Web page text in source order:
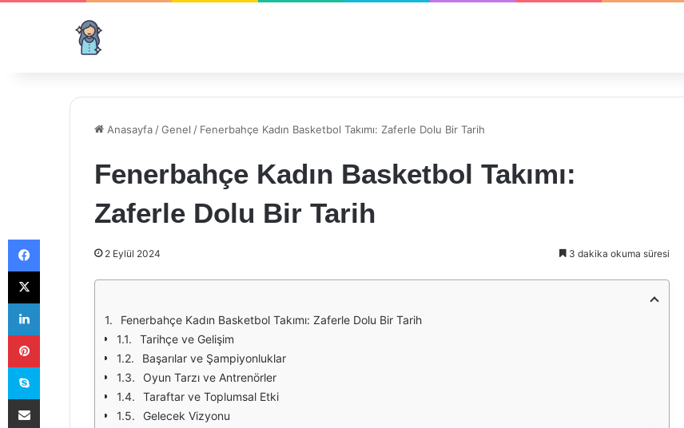
Anasayfa /Genel / Fenerbahçe Kadın Basketbol Takımı: Zaferle Dolu Bir Tarih
Fenerbahçe Kadın Basketbol Takımı:
Zaferle Dolu Bir Tarih
2 Eylül 2024 3 dakika okuma süresi
Fenerbahçe Kadın Basketbol Takımı: Zaferle Dolu Bir Tarih
Tarihçe ve Gelişim
Başarılar ve Şampiyonluklar
Oyun Tarzı ve Antrenörler
Taraftar ve Toplumsal Etki
Gelecek Vizyonu
Facebook
X
LinkedIn
Pinterest
Skype
E-Posta ile paylaş